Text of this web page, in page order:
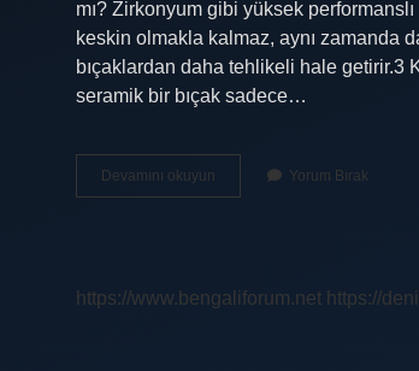
mı? Zirkonyum gibi yüksek
keskin olmakla kalmaz, aynı zamanda
bıçaklardan daha tehlikeli hale getirir.3
seramik bir bıçak sadece…
Devamını okuyun
Hangi
Yorum Bırak
https://www.bengaliforum.net https://